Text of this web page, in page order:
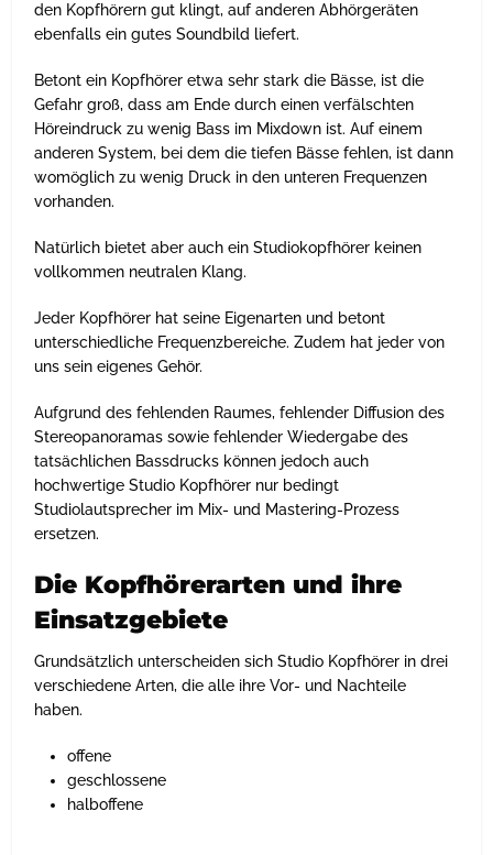
den Kopfhörern gut klingt, auf anderen Abhörgeräten
ebenfalls ein gutes Soundbild liefert.
Betont ein Kopfhörer etwa sehr stark die Bässe, ist die
Gefahr groß, dass am Ende durch einen verfälschten
Höreindruck zu wenig Bass im Mixdown ist. Auf einem
anderen System, bei dem die tiefen Bässe fehlen, ist dann
womöglich zu wenig Druck in den unteren Frequenzen
vorhanden.
Natürlich bietet aber auch ein Studiokopfhörer keinen
vollkommen neutralen Klang.
Jeder Kopfhörer hat seine Eigenarten und betont
unterschiedliche Frequenzbereiche. Zudem hat jeder von
uns sein eigenes Gehör.
Aufgrund des fehlenden Raumes, fehlender Diffusion des
Stereopanoramas sowie fehlender Wiedergabe des
tatsächlichen Bassdrucks können jedoch auch
hochwertige Studio Kopfhörer nur bedingt
Studiolautsprecher im Mix- und Mastering-Prozess
ersetzen.
Die Kopfhörerarten und ihre
Einsatzgebiete
Grundsätzlich unterscheiden sich Studio Kopfhörer in drei
verschiedene Arten, die alle ihre Vor- und Nachteile
haben.
offene
geschlossene
halboffene